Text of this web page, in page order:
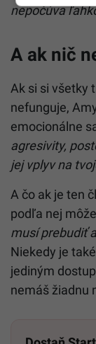
nepočúva
A ak nič
Ak si si všetky
nefunguje,
emocionálne
agresivity,
jej vplyv na
A čo ak je ten
podľa nej
musí prebudiť
Niekedy je
jediným
nemáš žiadnu